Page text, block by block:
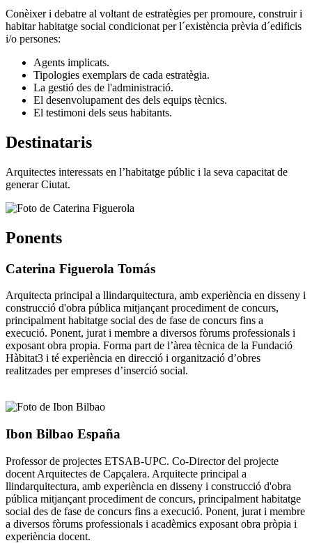
Conèixer i debatre al voltant de estratègies per promoure, construir i
habitar habitatge social condicionat per l´existència prèvia d´edificis
i/o persones:
Agents implicats.
Tipologies exemplars de cada estratègia.
La gestió des de l'administració.
El desenvolupament des dels equips tècnics.
El testimoni dels seus habitants.
Destinataris
Arquitectes interessats en l’habitatge públic i la seva capacitat de
generar Ciutat.
Ponents
Caterina Figuerola Tomás
Arquitecta principal a llindarquitectura, amb experiència en disseny i
construcció d'obra pública mitjançant procediment de concurs,
principalment habitatge social des de fase de concurs fins a
execució. Ponent, jurat i membre a diversos fòrums professionals i
exposant obra propia. Forma part de l’àrea tècnica de la Fundació
Hàbitat3 i té experiència en direcció i organització d’obres
realitzades per empreses d’inserció social.
Ibon Bilbao España
Professor de projectes ETSAB-UPC. Co-Director del projecte
docent Arquitectes de Capçalera. Arquitecte principal a
llindarquitectura, amb experiència en disseny i construcció d'obra
pública mitjançant procediment de concurs, principalment habitatge
social des de fase de concurs fins a execució. Ponent, jurat i membre
a diversos fòrums professionals i acadèmics exposant obra pròpia i
experiència docent.